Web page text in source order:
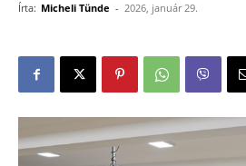
Írta: Micheli Tünde - 2026, január 29.